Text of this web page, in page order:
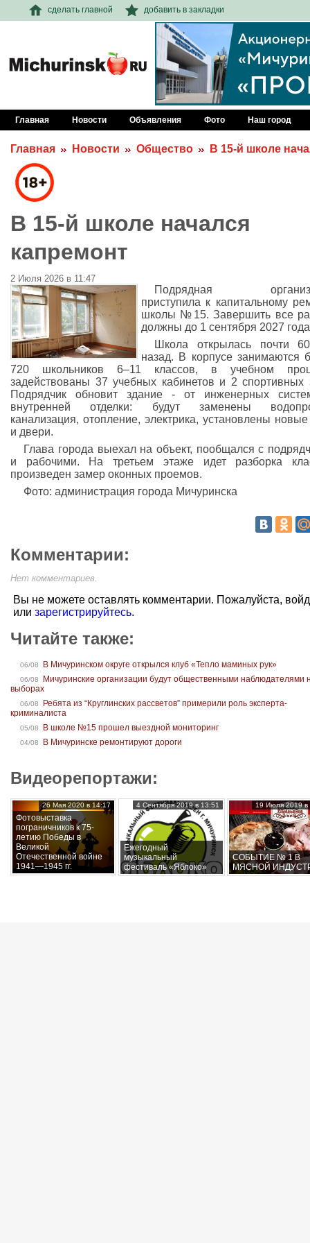
сделать главной добавить в закладки
Главная Новости Объявления Фото Наш город
Главная Новости Общество В 15-й школе
В 15-й школе начался
капремонт
2 Июля 2026 в 11:47
Подрядная
приступила к капитальному
школы №15. Завершить все
должны до 1 сентября 2027
Школа открылась почти
назад. В корпусе занимаются
720 школьников 6–11 классов, в учебном
задействованы 37 учебных кабинетов и 2 спортивных
Подрядчик обновит здание - от инженерных
внутренней отделки: будут заменены
канализация, отопление, электрика, установлены
и двери.
Глава города выехал на объект, пообщался с
и рабочими. На третьем этаже идет разборка
произведен замер оконных проемов.
Фото: администрация города Мичуринска
Комментарии:
Нет комментариев.
Вы не можете оставлять комментарии. Пожалуйста,
или зарегистрируйтесь.
Читайте также:
06/08 В Мичуринском округе открылся клуб «Тепло маминых рук»
06/08
Мичуринские организации будут общественными наблюдателями
выборах
06/08
Ребята из “Круглинских рассветов” примерили роль эксперта-
криминалиста
05/08 В школе №15 прошел выездной мониторинг
04/08 В Мичуринске ремонтируют дороги
Видеорепортажи:
Фотовыставка
пограничников к 75-
летию Победы в
Великой
Отечественной войне
1941—1945 гг.
26 Мая 2020 в 14:17
Ежегодный
музыкальный
фестиваль «Яблоко»
4 Сентября 2019 в 13:51
СОБЫТИЕ № 1 В
МЯСНОЙ
19 Июля 2019 в